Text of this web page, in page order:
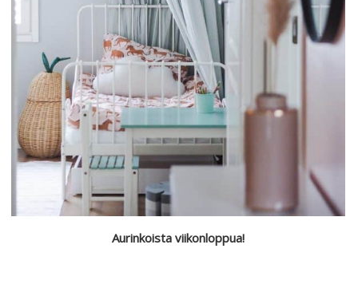
Aurinkoista viikonloppua!